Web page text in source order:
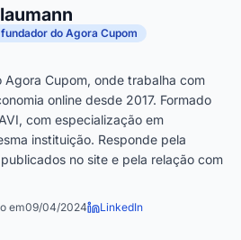
do Agora Cupom
Cupom, onde trabalha com
online desde 2017. Formado
com especialização em
instituição. Responde pela
no site e pela relação com
em09/04/2024 LinkedIn